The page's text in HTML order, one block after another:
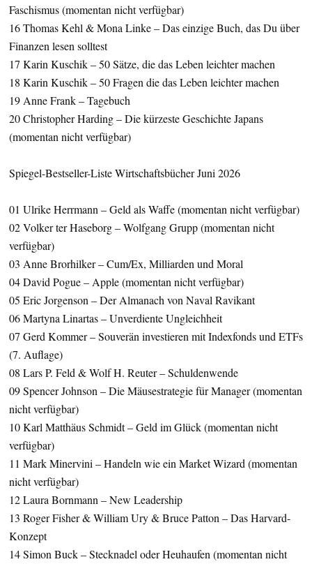
Faschismus (momentan nicht verfügbar)
16 Thomas Kehl & Mona Linke – Das einzige Buch, das Du über
Finanzen lesen solltest
17 Karin Kuschik – 50 Sätze, die das Leben leichter machen
18 Karin Kuschik – 50 Fragen die das Leben leichter machen
19 Anne Frank – Tagebuch
20 Christopher Harding – Die kürzeste Geschichte Japans
(momentan nicht verfügbar)
Spiegel-Bestseller-Liste Wirtschaftsbücher Juni 2026
01 Ulrike Herrmann – Geld als Waffe (momentan nicht verfügbar)
02 Volker ter Haseborg – Wolfgang Grupp (momentan nicht
verfügbar)
03 Anne Brorhilker – Cum/Ex, Milliarden und Moral
04 David Pogue – Apple (momentan nicht verfügbar)
05 Eric Jorgenson – Der Almanach von Naval Ravikant
06 Martyna Linartas – Unverdiente Ungleichheit
07 Gerd Kommer – Souverän investieren mit Indexfonds und ETFs
(7. Auflage)
08 Lars P. Feld & Wolf H. Reuter – Schuldenwende
09 Spencer Johnson – Die Mäusestrategie für Manager (momentan
nicht verfügbar)
10 Karl Matthäus Schmidt – Geld im Glück (momentan nicht
verfügbar)
11 Mark Minervini – Handeln wie ein Market Wizard (momentan
nicht verfügbar)
12 Laura Bornmann – New Leadership
13 Roger Fisher & William Ury & Bruce Patton – Das Harvard-
Konzept
14 Simon Buck – Stecknadel oder Heuhaufen (momentan nicht